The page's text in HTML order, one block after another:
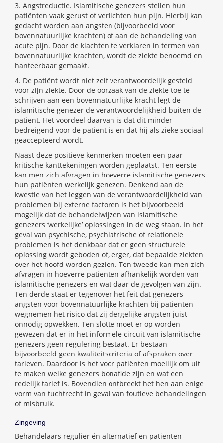
3. Angstreductie. Islamitische genezers stellen hun
patiënten vaak gerust of verlichten hun pijn. Hierbij kan
gedacht worden aan angsten (bijvoorbeeld voor
bovennatuurlijke krachten) of aan de behandeling van
acute pijn. Door de klachten te verklaren in termen van
bovennatuurlijke krachten, wordt de ziekte benoemd en
hanteerbaar gemaakt.
4. De patiënt wordt niet zelf verantwoordelijk gesteld
voor zijn ziekte. Door de oorzaak van de ziekte toe te
schrijven aan een bovennatuurlijke kracht legt de
islamitische genezer de verantwoordelijkheid buiten de
patiënt. Het voordeel daarvan is dat dit minder
bedreigend voor de patiënt is en dat hij als zieke sociaal
geaccepteerd wordt.
Naast deze positieve kenmerken moeten een paar
kritische kanttekeningen worden geplaatst. Ten eerste
kan men zich afvragen in hoeverre islamitische genezers
hun patiënten werkelijk genezen. Denkend aan de
kwestie van het leggen van de verantwoordelijkheid van
problemen bij externe factoren is het bijvoorbeeld
mogelijk dat de behandelwijzen van islamitische
genezers ‘werkelijke’ oplossingen in de weg staan. In het
geval van psychische, psychiatrische of relationele
problemen is het denkbaar dat er geen structurele
oplossing wordt geboden of, erger, dat bepaalde ziekten
over het hoofd worden gezien. Ten tweede kan men zich
afvragen in hoeverre patiënten afhankelijk worden van
islamitische genezers en wat daar de gevolgen van zijn.
Ten derde staat er tegenover het feit dat genezers
angsten voor bovennatuurlijke krachten bij patiënten
wegnemen het risico dat zij dergelijke angsten juist
onnodig opwekken. Ten slotte moet er op worden
gewezen dat er in het informele circuit van islamitische
genezers geen regulering bestaat. Er bestaan
bijvoorbeeld geen kwaliteitscriteria of afspraken over
tarieven. Daardoor is het voor patiënten moeilijk om uit
te maken welke genezers bonafide zijn en wat een
redelijk tarief is. Bovendien ontbreekt het hen aan enige
vorm van tuchtrecht in geval van foutieve behandelingen
of misbruik.
Zingeving
Behandelaars regulier én alternatief en patiënten